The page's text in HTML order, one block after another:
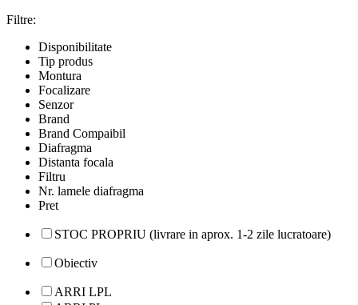
Filtre:
Disponibilitate
Tip produs
Montura
Focalizare
Senzor
Brand
Brand Compaibil
Diafragma
Distanta focala
Filtru
Nr. lamele diafragma
Pret
STOC PROPRIU (livrare in aprox. 1-2 zile lucratoare)
Obiectiv
ARRI LPL